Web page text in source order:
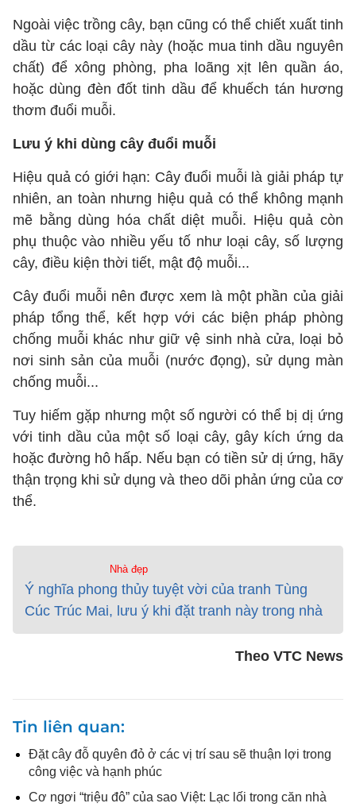
Ngoài việc trồng cây, bạn cũng có thể chiết xuất tinh
dầu từ các loại cây này (hoặc mua tinh dầu nguyên
chất) để xông phòng, pha loãng xịt lên quần áo,
hoặc dùng đèn đốt tinh dầu để khuếch tán hương
thơm đuổi muỗi.
Lưu ý khi dùng cây đuổi muỗi
Hiệu quả có giới hạn: Cây đuổi muỗi là giải pháp tự
nhiên, an toàn nhưng hiệu quả có thể không mạnh
mẽ bằng dùng hóa chất diệt muỗi. Hiệu quả còn
phụ thuộc vào nhiều yếu tố như loại cây, số lượng
cây, điều kiện thời tiết, mật độ muỗi...
Cây đuổi muỗi nên được xem là một phần của giải
pháp tổng thể, kết hợp với các biện pháp phòng
chống muỗi khác như giữ vệ sinh nhà cửa, loại bỏ
nơi sinh sản của muỗi (nước đọng), sử dụng màn
chống muỗi...
Tuy hiếm gặp nhưng một số người có thể bị dị ứng
với tinh dầu của một số loại cây, gây kích ứng da
hoặc đường hô hấp. Nếu bạn có tiền sử dị ứng, hãy
thận trọng khi sử dụng và theo dõi phản ứng của cơ
thể.
Nhà đẹp
Ý nghĩa phong thủy tuyệt vời của tranh Tùng
Cúc Trúc Mai, lưu ý khi đặt tranh này trong nhà
Theo VTC News
Tin liên quan
Đặt cây đỗ quyên đỏ ở các vị trí sau sẽ thuận lợi trong
công việc và hạnh phúc
Cơ ngơi “triệu đô” của sao Việt: Lạc lối trong căn nhà